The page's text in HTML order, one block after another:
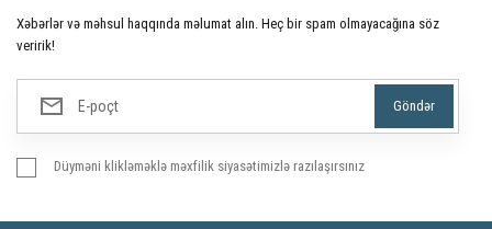
Xəbərlər və məhsul haqqında məlumat alın. Heç bir spam olmayacağına söz
veririk!
Düyməni klikləməklə məxfilik siyasətimizlə razılaşırsınız